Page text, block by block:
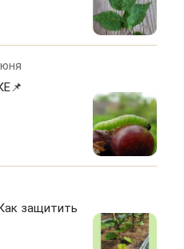
защитить